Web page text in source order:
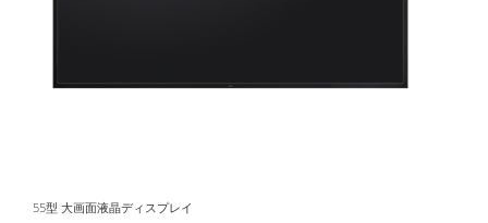
55型 大画面液晶ディスプレイ